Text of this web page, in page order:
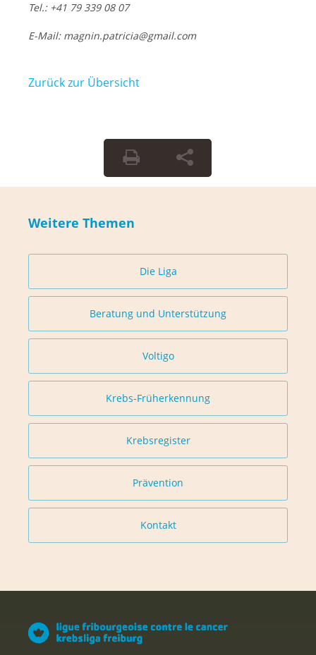
Tel.: +41 79 339 08 07
E-Mail: magnin.patricia@gmail.com
Zurück zur Übersicht
Weitere Themen
Die Liga
Beratung und Unterstützung
Voltigo
Krebs-Früherkennung
Krebsregister
Prävention
Kontakt